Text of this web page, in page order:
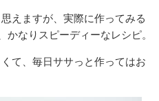
えますが、実際に作ってみる
なりスピーディーなレシピ。
て、毎日ササっと作ってはお